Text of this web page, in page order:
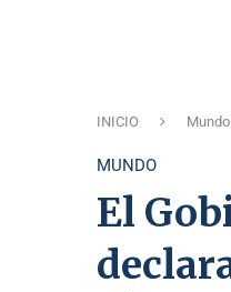
INICIO Mundo
MUNDO
El